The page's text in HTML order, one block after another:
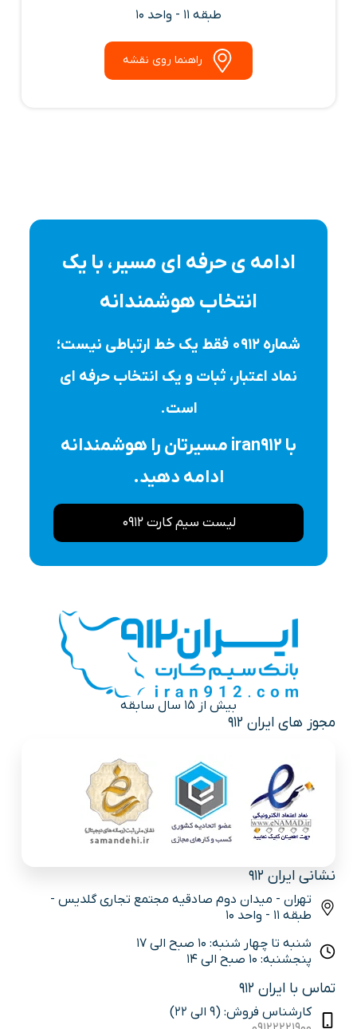
طبقه 11 - واحد 10
راهنما روی نقشه
ادامه ی حرفه ای مسیر، با یک
انتخاب هوشمندانه
شماره ۰۹۱۲ فقط یک خط ارتباطی نیست؛
نماد اعتبار، ثبات و یک انتخاب حرفه ای
است.
با iran912 مسیرتان را هوشمندانه
ادامه دهید.
لیست سیم کارت 0912
بیش از 15 سال سابقه
نشانی ایران 912
تهران - میدان دوم صادقیه مجتمع تجاری گلدیس -
طبقه 11 - واحد 10
شنبه تا چهار شنبه: 10 صبح الی 17
پنجشنبه: 10 صبح الی 14
تماس با ایران 912
کارشناس فروش: (9 الی 22)
مجوز های ایران 912